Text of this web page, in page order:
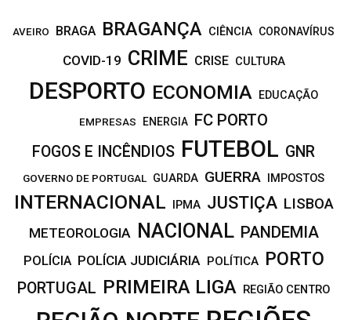
AVEIRO BRAGA BRAGANÇA CIÊNCIA CORONAVÍRUS
COVID-19 CRIME CRISE CULTURA
DESPORTO ECONOMIA EDUCAÇÃO
EMPRESAS ENERGIA FC PORTO
FOGOS E INCÊNDIOS FUTEBOL GNR
GOVERNO DE PORTUGAL GUARDA GUERRA IMPOSTOS
INTERNACIONAL IPMA JUSTIÇA LISBOA
METEOROLOGIA NACIONAL PANDEMIA
POLÍCIA POLÍCIA JUDICIÁRIA POLÍTICA PORTO
PORTUGAL PRIMEIRA LIGA REGIÃO CENTRO